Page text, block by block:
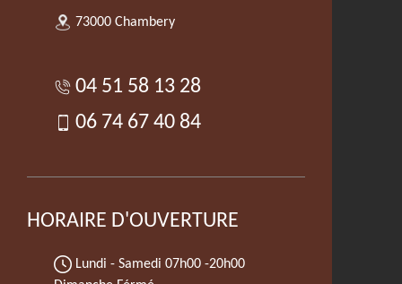
73000 Chambery
04 51 58 13 28
06 74 67 40 84
HORAIRE D'OUVERTURE
Lundi - Samedi 07h00 -20h00